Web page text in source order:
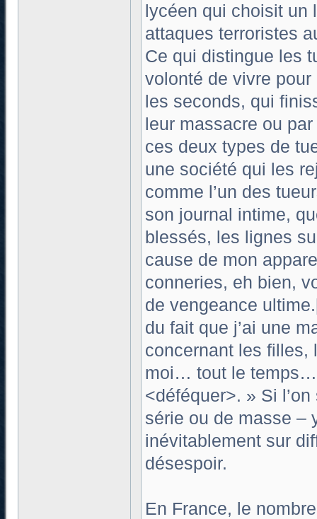
lycéen qui choisit un
attaques terroristes
Ce qui distingue les
volonté de vivre
les seconds, qui
leur massacre ou
ces deux types de
une société qui les
comme l’un des
son journal intime,
blessés, les lignes
cause de mon
conneries, eh bien,
de vengeance
du fait que j’ai une
concernant les filles,
moi… tout le temps…
<déféquer>. » Si
série ou de masse –
inévitablement sur
désespoir.
En France, le